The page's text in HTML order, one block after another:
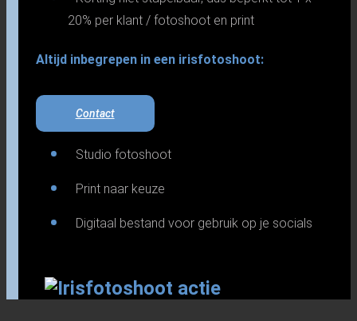
20% per klant / fotoshoot en print
Altijd inbegrepen in een irisfotoshoot:
Contact
Studio fotoshoot
Print naar keuze
Digitaal bestand voor gebruik op je socials